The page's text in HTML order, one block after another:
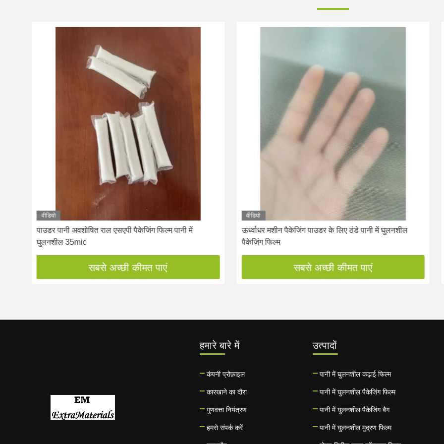
वीडियो
पाउडर पानी अवशोषित राल एसएपी पैकेजिंग फिल्म पानी में
घुलनशील 35mic
सबसे अच्छी कीमत पाएं
वीडियो
ऊर्ध्वाधर मशीन पैकेजिंग पाउडर के लिए ठंडे पानी में घुलनशील
पैकेजिंग फिल्म
सबसे अच्छी कीमत पाएं
हमारे बारे में
कंपनी प्रोफ़ाइल
कारखाने का दौरा
गुणवत्ता नियंत्रण
हमसे संपर्क करें
उत्पादों
पानी में घुलनशील कढ़ाई फिल्म
पानी में घुलनशील पैकेजिंग फिल्म
पानी में घुलनशील पैकेजिंग बैग
पानी में घुलनशील मुद्रण फिल्म